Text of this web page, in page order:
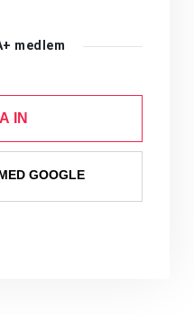
medlem
IN
GOOGLE